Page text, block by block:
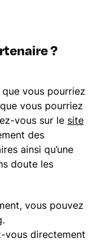
?
vous pourriez
vous pourriez
vous sur le site
des
ainsi qu’une
doute les
vous pouvez
.
vous directement